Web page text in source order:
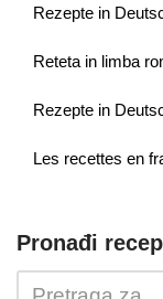
Rezepte in
Reteta in limba
Rezepte in
Les recettes en
Pronađi